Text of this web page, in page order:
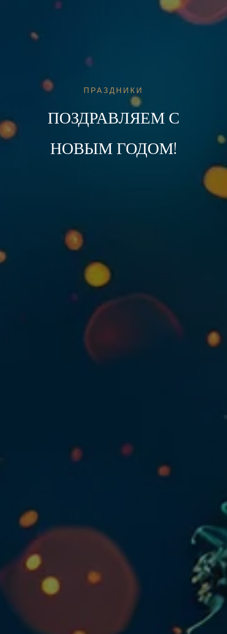
ПРАЗДНИКИ
ПОЗДРАВЛЯЕМ С
НОВЫМ ГОДОМ!